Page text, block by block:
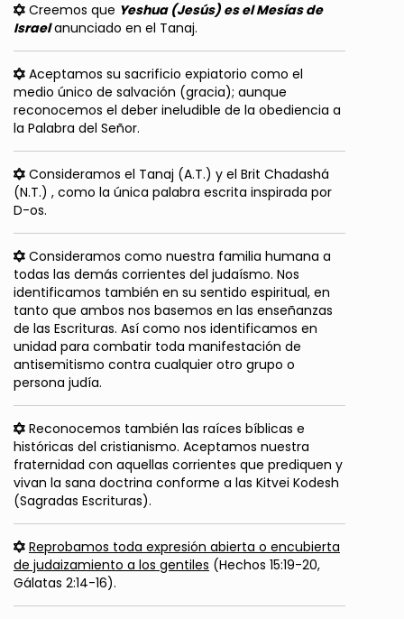
Creemos que Yeshua (Jesús) es el Mesías de
Israelanunciado en el Tanaj.
Aceptamos su sacrificio expiatorio como el
medio único de salvación (gracia); aunque
reconocemos el deber ineludible de la obediencia a
la Palabra del Señor.
Consideramos el Tanaj (A.T.) y el Brit Chadashá
(N.T.) , como la única palabra escrita inspirada por
D-os.
Consideramos como nuestra familia humana a
todas las demás corrientes del judaísmo. Nos
identificamos también en su sentido espiritual, en
tanto que ambos nos basemos en las enseñanzas
de las Escrituras. Así como nos identificamos en
unidad para combatir toda manifestación de
antisemitismo contra cualquier otro grupo o
persona judía.
Reconocemos también las raíces bíblicas e
históricas del cristianismo. Aceptamos nuestra
fraternidad con aquellas corrientes que prediquen y
vivan la sana doctrina conforme a las Kitvei Kodesh
(Sagradas Escrituras).
Reprobamos toda expresión abierta o encubierta
de judaizamiento a los gentiles (Hechos 15:19-20,
Gálatas 2:14-16).